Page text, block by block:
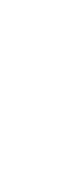
vzw
pit in zit!